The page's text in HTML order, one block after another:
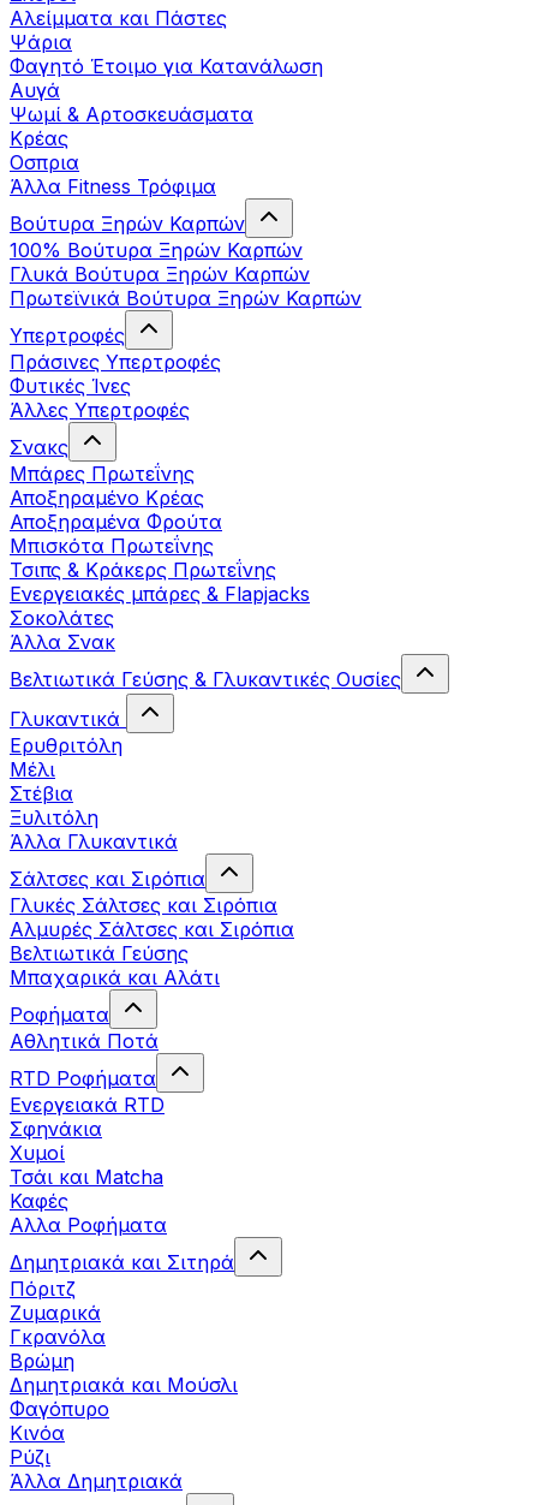
Αλείμματα και Πάστες
Ψάρια
Φαγητό Έτοιμο για Κατανάλωση
Αυγά
Ψωμί & Αρτοσκευάσματα
Κρέας
Οσπρια
Άλλα Fitness Τρόφιμα
Βούτυρα Ξηρών Καρπών
100% Βούτυρα Ξηρών Καρπών
Γλυκά Βούτυρα Ξηρών Καρπών
Πρωτεϊνικά Βούτυρα Ξηρών Καρπών
Υπερτροφές
Πράσινες Υπερτροφές
Φυτικές Ίνες
Άλλες Υπερτροφές
Σνακς
Μπάρες Πρωτεΐνης
Αποξηραμένο Κρέας
Αποξηραμένα Φρούτα
Μπισκότα Πρωτεΐνης
Τσιπς & Kράκερς Πρωτεΐνης
Ενεργειακές μπάρες & Flapjacks
Σοκολάτες
Άλλα Σνακ
Βελτιωτικά Γεύσης & Γλυκαντικές Ουσίες
Γλυκαντικά
Ερυθριτόλη
Μέλι
Στέβια
Ξυλιτόλη
Άλλα Γλυκαντικά
Σάλτσες και Σιρόπια
Γλυκές Σάλτσες και Σιρόπια
Αλμυρές Σάλτσες και Σιρόπια
Bελτιωτικά Γεύσης
Μπαχαρικά και Αλάτι
Ροφήματα
Αθλητικά Ποτά
RTD Ροφήματα
Ενεργειακά RTD
Σφηνάκια
Χυμοί
Τσάι και Matcha
Καφές
Αλλα Ροφήματα
Δημητριακά και Σιτηρά
Πόριτζ
Ζυμαρικά
Γκρανόλα
Βρώμη
Δημητριακά και Μούσλι
Φαγόπυρο
Κινόα
Ρύζι
Άλλα Δημητριακά